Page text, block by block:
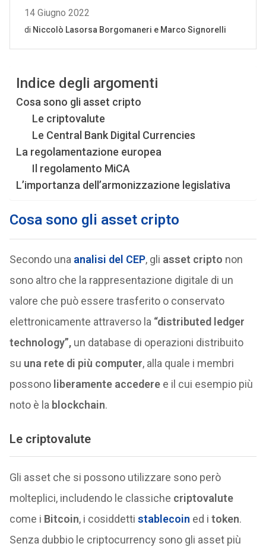
Indice degli argomenti
Cosa sono gli asset cripto
Le criptovalute
Le Central Bank Digital Currencies
La regolamentazione europea
Il regolamento MiCA
L’importanza dell’armonizzazione legislativa
Cosa sono gli asset cripto
Secondo una analisi del CEP, gli asset cripto non
sono altro che la rappresentazione digitale di un
valore che può essere trasferito o conservato
elettronicamente attraverso la “distributed ledger
technology”,un database di operazioni distribuito
su una rete di più computer, alla quale i membri
possono liberamente accederee il cui esempio più
noto è la blockchain.
Le criptovalute
Gli asset che si possono utilizzare sono però
molteplici, includendo le classiche criptovalute
come i Bitcoin, i cosiddetti stablecoin ed i token.
Senza dubbio le criptocurrency sono gli asset più